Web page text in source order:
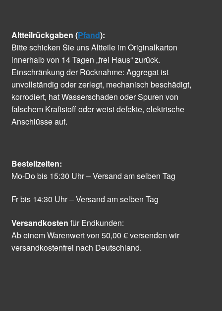
Altteilrückgaben (Pfand):
Bitte schicken Sie uns Altteile im Originalkarton
innerhalb von 14 Tagen „frei Haus“ zurück.
Einschränkung der Rücknahme: Aggregat ist
unvollständig oder zerlegt, mechanisch beschädigt,
korrodiert, hat Wasserschaden oder Spuren von
falschem Kraftstoff oder weist defekte, elektrische
Anschlüsse auf.
Bestellzeiten:
Mo-Do bis 15:30 Uhr – Versand am selben Tag
Fr bis 14:30 Uhr – Versand am selben Tag
Versandkosten für Endkunden:
Ab einem Warenwert von 50,00 € versenden wir
versandkostenfrei nach Deutschland.